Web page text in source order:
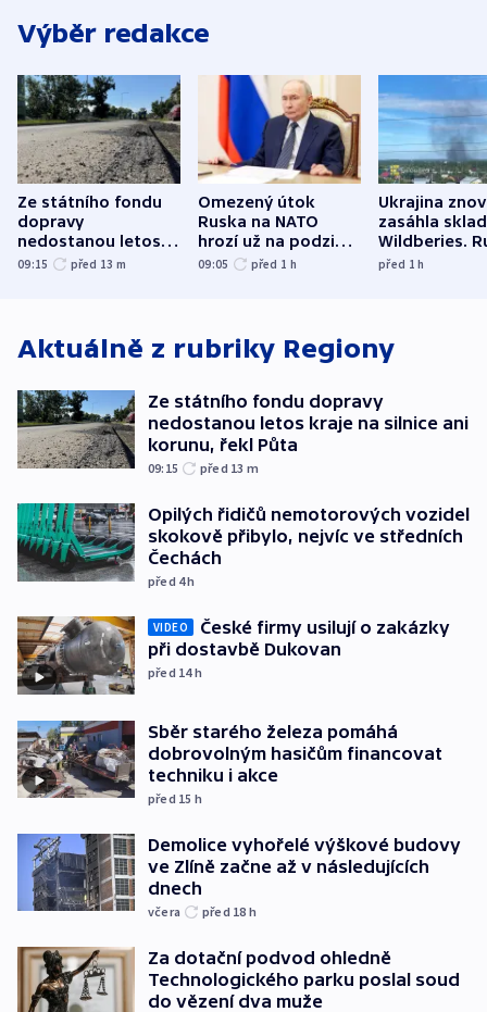
Výběr redakce
Ze státního fondu
dopravy
nedostanou letos
kraje na silnice ani
09:15 před 13 m
Omezený útok
Ruska na NATO
hrozí už na podzim,
varují tajné služby
09:05 před 1 h
Ukrajina
zasáhla
Wildberies.
útočili v
před 1h
Aktuálně z rubriky Regiony
Ze státního fondu dopravy
nedostanou letos kraje na silnice ani
korunu, řekl Půta
09:15 před 13 m
Opilých řidičů nemotorových vozidel
skokově přibylo, nejvíc ve středních
Čechách
před 4h
VIDEO
České firmy usilují o zakázky
při dostavbě Dukovan
před 14h
Sběr starého železa pomáhá
dobrovolným hasičům financovat
techniku i akce
před 15 h
Demolice vyhořelé výškové budovy
ve Zlíně začne až v následujících
dnech
včera před 18 h
Za dotační podvod ohledně
Technologického parku poslal soud
do vězení dva muže